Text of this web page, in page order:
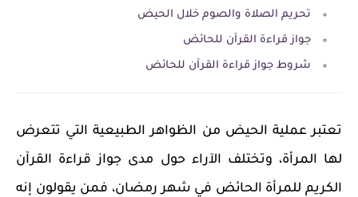
تحريم الصلاة والصوم خلال الحيض
جواز قراءة القرآن للحائض
شروط جواز قراءة القرآن للحائض
تعتبر عملية الحيض من الظواهر الطبيعية التي تتعرض
لها المرأة، وتختلف الآراء حول مدى جواز قراءة القرآن
الكريم للمرأة الحائض في شهر رمضان، فمن يقولون إنه